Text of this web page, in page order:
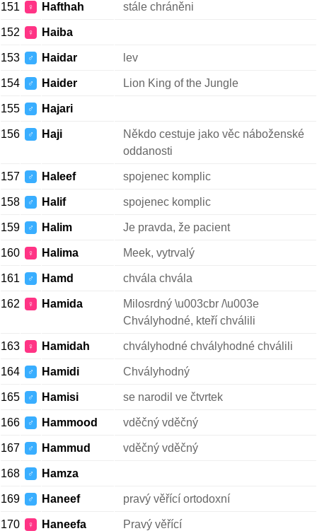
151 ♀ Hafthah stále chráněni
152 ♀ Haiba
153 ♂ Haidar lev
154 ♂ Haider Lion King of the Jungle
155 ♂ Hajari
156 ♂ Haji
Někdo cestuje jako věc náboženské
oddanosti
157 ♂ Haleef spojenec komplic
158 ♂ Halif spojenec komplic
159 ♂ Halim Je pravda, že pacient
160 ♀ Halima Meek, vytrvalý
161 ♂ Hamd chvála chvála
162 ♀ Hamida
Milosrdný \u003cbr /\u003e
Chvályhodné, kteří chválili
163 ♀ Hamidah chvályhodné chvályhodné chválili
164 ♂ Hamidi Chvályhodný
165 ♂ Hamisi se narodil ve čtvrtek
166 ♂ Hammood vděčný vděčný
167 ♂ Hammud vděčný vděčný
168 ♂ Hamza
169 ♂ Haneef pravý věřící ortodoxní
170 ♀ Haneefa Pravý věřící